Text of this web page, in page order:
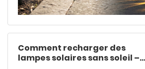
Comment recharger des
lampes solaires sans soleil –